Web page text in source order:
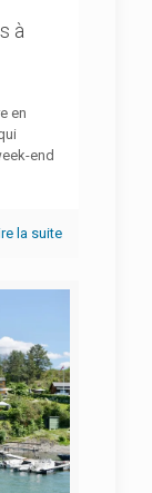
à
en
end
la suite